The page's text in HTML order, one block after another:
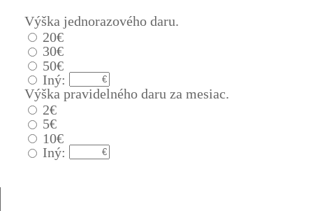
Výška jednorazového daru.
20€
30€
50€
Iný:
Výška pravidelného daru za mesiac.
2€
5€
10€
Iný: